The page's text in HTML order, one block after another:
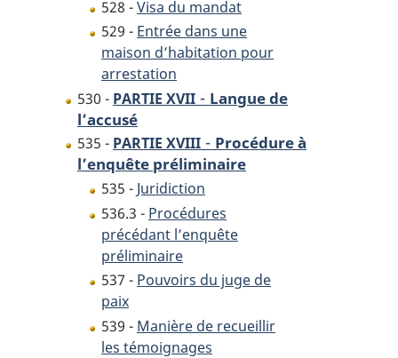
528 -Visa du mandat
529 - Entrée dans une
maison d’habitation pour
arrestation
530 - PARTIE XVII - Langue de
l’accusé
535 - PARTIE XVIII - Procédure à
l’enquête préliminaire
535 - Juridiction
536.3 - Procédures
précédant l’enquête
préliminaire
537 - Pouvoirs du juge de
paix
539 - Manière de recueillir
les témoignages